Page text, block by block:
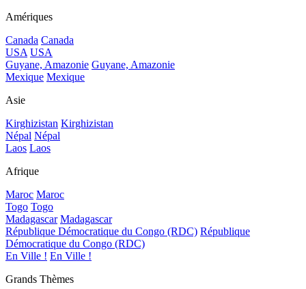
Amériques
Canada Canada
USA USA
Guyane, Amazonie Guyane, Amazonie
Mexique Mexique
Asie
Kirghizistan Kirghizistan
Népal Népal
Laos Laos
Afrique
Maroc Maroc
Togo Togo
Madagascar Madagascar
République Démocratique du Congo (RDC) République
Démocratique du Congo (RDC)
En Ville ! En Ville !
Grands Thèmes